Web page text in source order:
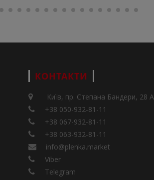
КОНТАКТИ
Київ, пр. Степана Бандери, 28 А
+38 050-932-81-11
+38 067-932-81-11
+38 063-932-81-11
info@plenka.market
Viber
Telegram